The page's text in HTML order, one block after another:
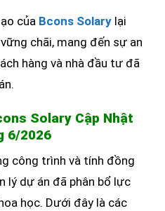
của Bcons Solary lại
chãi, mang đến sự an
hàng và nhà đầu tư đã
Solary Cập Nhật
6/2026
công trình và tính đồng
lý dự án đã phân bổ lực
học. Dưới đây là các